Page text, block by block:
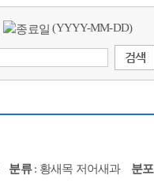
(YYYY-MM-DD)
분류: 황새목 저어새과 분포